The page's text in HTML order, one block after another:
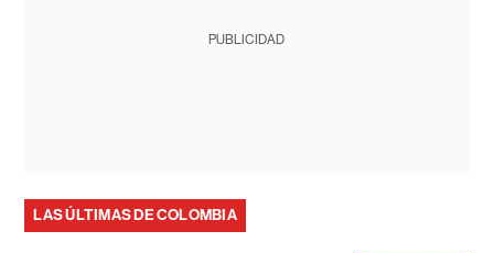
PUBLICIDAD
LAS ÚLTIMAS DE COLOMBIA